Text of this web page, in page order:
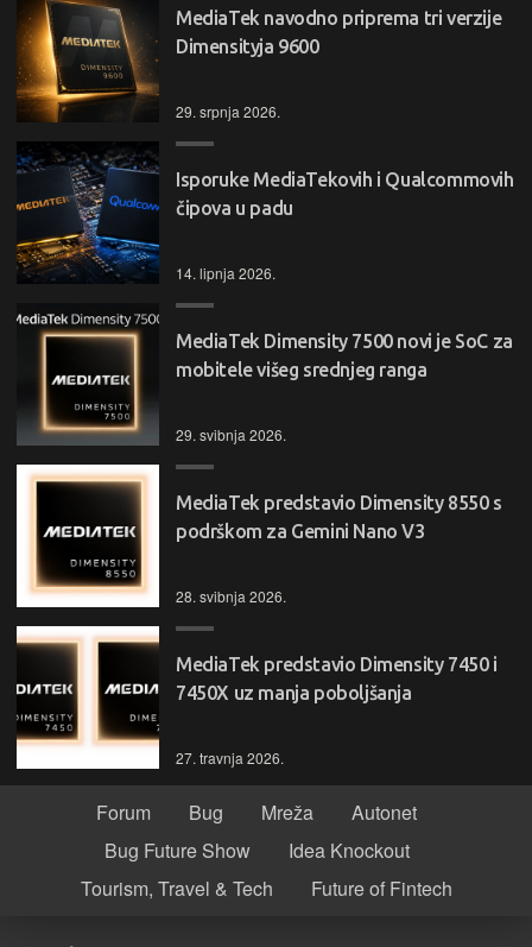
MediaTek navodno priprema tri verzije
Dimensityja 9600
29. srpnja 2026.
Isporuke MediaTekovih i Qualcommovih
čipova u padu
14. lipnja 2026.
MediaTek Dimensity 7500 novi je SoC za
mobitele višeg srednjeg ranga
29. svibnja 2026.
MediaTek predstavio Dimensity 8550 s
podrškom za Gemini Nano V3
28. svibnja 2026.
MediaTek predstavio Dimensity 7450 i
7450X uz manja poboljšanja
27. travnja 2026.
Forum Bug Mreža
Autonet
Bug Future Show
Idea Knockout
Tourism, Travel & Tech
Future of Fintech